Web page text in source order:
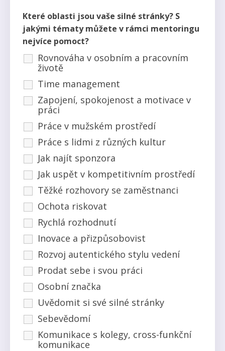
Které oblasti jsou vaše silné stránky? S
jakými tématy můžete v rámci mentoringu
nejvíce pomoct?
Rovnováha v osobním a pracovním
životě
Time management
Zapojení, spokojenost a motivace v
práci
Práce v mužském prostředí
Práce s lidmi z různých kultur
Jak najít sponzora
Jak uspět v kompetitivním prostředí
Těžké rozhovory se zaměstnanci
Ochota riskovat
Rychlá rozhodnutí
Inovace a přizpůsobovist
Rozvoj autentického stylu vedení
Prodat sebe i svou práci
Osobní značka
Uvědomit si své silné stránky
Sebevědomí
Komunikace s kolegy, cross-funkční
komunikace